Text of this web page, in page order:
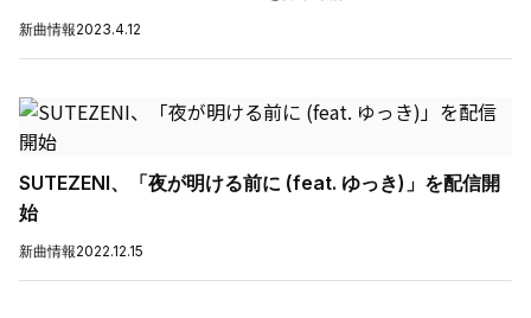
新曲情報2023.4.12
SUTEZENI、「夜が明ける前に (feat. ゆっき)」を配信開
始
新曲情報2022.12.15